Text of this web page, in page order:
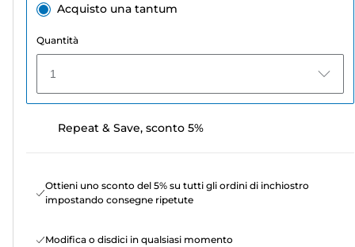
Acquisto una tantum
Quantità
1
Repeat & Save, sconto 5%
Ottieni uno sconto del 5% su tutti gli ordini di inchiostro
impostando consegne ripetute
Modifica o disdici in qualsiasi momento